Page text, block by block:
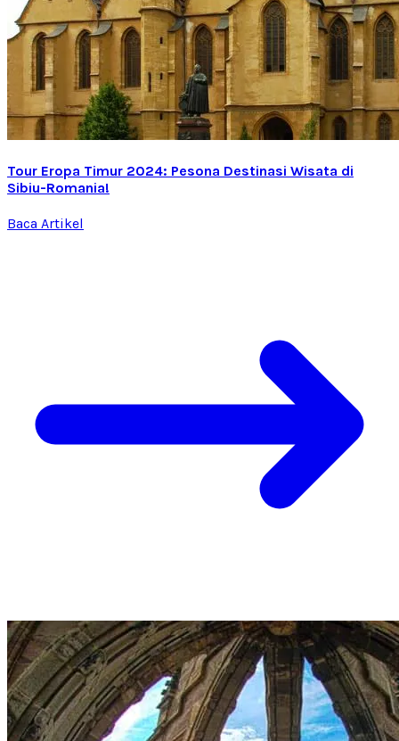
Tour Eropa Timur 2024: Pesona Destinasi Wisata di
Sibiu-Romania!
Baca Artikel